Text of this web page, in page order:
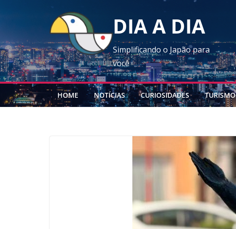
DIA A DIA
Simplificando o Japão para
você
HOME NOTÍCIAS CURIOSIDADES TURISMO